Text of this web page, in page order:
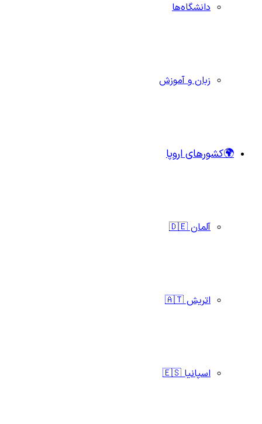
دانشگاه‌ها
زبان و آموزش
🌍کشورهای اروپا
آلمان 🇩🇪
اتریش 🇦🇹
اسپانیا 🇪🇸